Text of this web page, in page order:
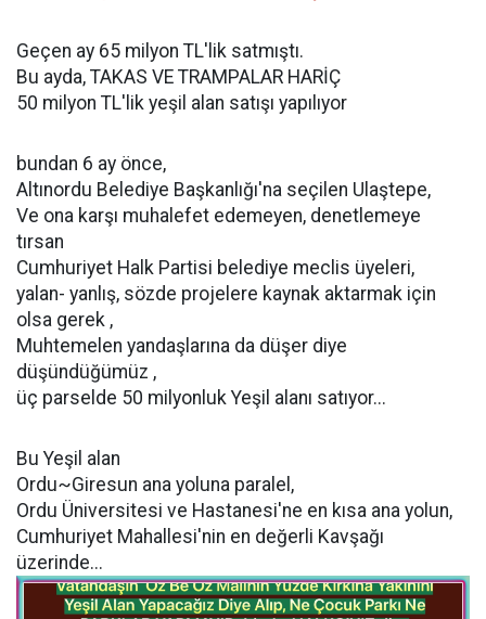
Geçen ay 65 milyon TL'lik satmıştı.
Bu ayda, TAKAS VE TRAMPALAR HARİÇ
50 milyon TL'lik yeşil alan satışı yapılıyor
bundan 6 ay önce,
Altınordu Belediye Başkanlığı'na seçilen Ulaştepe,
Ve ona karşı muhalefet edemeyen, denetlemeye
tırsan
Cumhuriyet Halk Partisi belediye meclis üyeleri,
yalan- yanlış, sözde projelere kaynak aktarmak için
olsa gerek ,
Muhtemelen yandaşlarına da düşer diye
düşündüğümüz ,
üç parselde 50 milyonluk Yeşil alanı satıyor...
Bu Yeşil alan
Ordu~Giresun ana yoluna paralel,
Ordu Üniversitesi ve Hastanesi'ne en kısa ana yolun,
Cumhuriyet Mahallesi'nin en değerli Kavşağı
üzerinde...